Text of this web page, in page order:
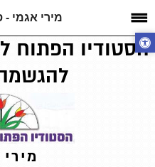
מירי אגמי -
הסטודיו הפתוח